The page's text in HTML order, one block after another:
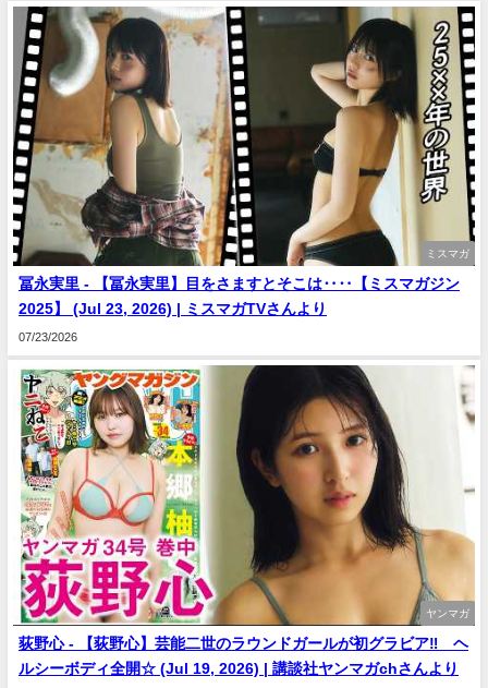
ミスマガ
冨永実里 - 【冨永実里】目をさますとそこは‥‥【ミスマガジン
2025】 (Jul 23, 2026) | ミスマガTVさんより
07/23/2026
ヤンマガ
荻野心 - 【荻野心】芸能二世のラウンドガールが初グラビア‼︎ ヘ
ルシーボディ全開☆ (Jul 19, 2026) | 講談社ヤンマガchさんより